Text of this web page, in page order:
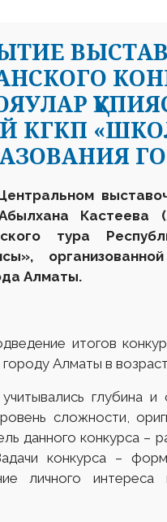
КГКП
Кастеева
тура
»,
Алматы.
итогов
Алматы в
глубина
сложности,
данного конкурса –
конкурса –
личного